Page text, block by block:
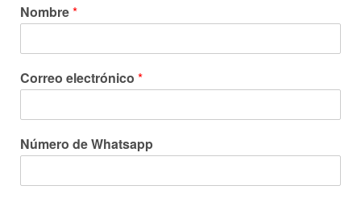
Nombre*
Correo electrónico *
Número de Whatsapp